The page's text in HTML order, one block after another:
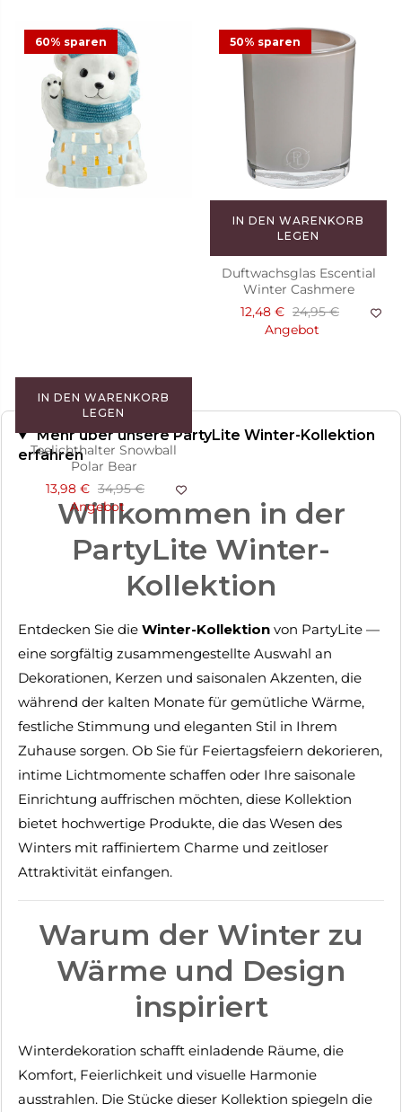
60% sparen
IN DEN WARENKORB
LEGEN
Teelichthalter Snowball
Polar Bear
13,98 € 34,95 €
Angebot
50% sparen
IN DEN WARENKORB
LEGEN
Duftwachsglas Escential
Winter Cashmere
12,48 € 24,95 €
Angebot
Mehr über unsere PartyLite Winter-Kollektion
erfahren
Willkommen in der
PartyLite Winter-
Kollektion
Entdecken Sie die Winter-Kollektion von PartyLite —
eine sorgfältig zusammengestellte Auswahl an
Dekorationen, Kerzen und saisonalen Akzenten, die
während der kalten Monate für gemütliche Wärme,
festliche Stimmung und eleganten Stil in Ihrem
Zuhause sorgen. Ob Sie für Feiertagsfeiern dekorieren,
intime Lichtmomente schaffen oder Ihre saisonale
Einrichtung auffrischen möchten, diese Kollektion
bietet hochwertige Produkte, die das Wesen des
Winters mit raffiniertem Charme und zeitloser
Attraktivität einfangen.
Warum der Winter zu
Wärme und Design
inspiriert
Winterdekoration schafft einladende Räume, die
Komfort, Feierlichkeit und visuelle Harmonie
ausstrahlen. Die Stücke dieser Kollektion spiegeln die